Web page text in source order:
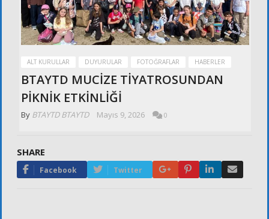
ALT KURULLAR DUYURULAR FOTOĞRAFLAR HABERLER
BTAYTD MUCİZE TİYATROSUNDAN
PİKNİK ETKİNLİĞİ
By BTAYTD BTAYTD Mayıs 9, 2026 0
SHARE
Facebook Twitter Google+PinterestLinkedIn